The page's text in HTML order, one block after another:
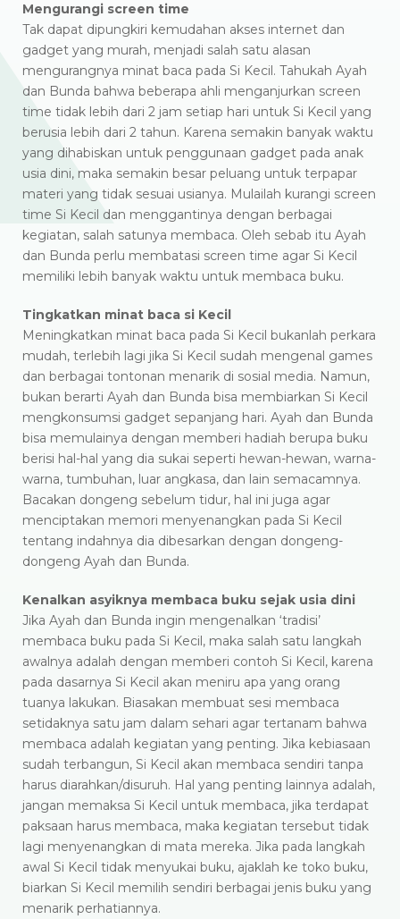
Mengurangi screen time
Tak dapat dipungkiri kemudahan akses internet dan
gadget yang murah, menjadi salah satu alasan
mengurangnya minat baca pada Si Kecil. Tahukah Ayah
dan Bunda bahwa beberapa ahli menganjurkan screen
time tidak lebih dari 2 jam setiap hari untuk Si Kecil yang
berusia lebih dari 2 tahun. Karena semakin banyak waktu
yang dihabiskan untuk penggunaan gadget pada anak
usia dini, maka semakin besar peluang untuk terpapar
materi yang tidak sesuai usianya. Mulailah kurangi screen
time Si Kecil dan menggantinya dengan berbagai
kegiatan, salah satunya membaca. Oleh sebab itu Ayah
dan Bunda perlu membatasi screen time agar Si Kecil
memiliki lebih banyak waktu untuk membaca buku.
Tingkatkan minat baca si Kecil
Meningkatkan minat baca pada Si Kecil bukanlah perkara
mudah, terlebih lagi jika Si Kecil sudah mengenal games
dan berbagai tontonan menarik di sosial media. Namun,
bukan berarti Ayah dan Bunda bisa membiarkan Si Kecil
mengkonsumsi gadget sepanjang hari. Ayah dan Bunda
bisa memulainya dengan memberi hadiah berupa buku
berisi hal-hal yang dia sukai seperti hewan-hewan, warna-
warna, tumbuhan, luar angkasa, dan lain semacamnya.
Bacakan dongeng sebelum tidur, hal ini juga agar
menciptakan memori menyenangkan pada Si Kecil
tentang indahnya dia dibesarkan dengan dongeng-
dongeng Ayah dan Bunda.
Kenalkan asyiknya membaca buku sejak usia dini
Jika Ayah dan Bunda ingin mengenalkan ‘tradisi’
membaca buku pada Si Kecil, maka salah satu langkah
awalnya adalah dengan memberi contoh Si Kecil, karena
pada dasarnya Si Kecil akan meniru apa yang orang
tuanya lakukan. Biasakan membuat sesi membaca
setidaknya satu jam dalam sehari agar tertanam bahwa
membaca adalah kegiatan yang penting. Jika kebiasaan
sudah terbangun, Si Kecil akan membaca sendiri tanpa
harus diarahkan/disuruh. Hal yang penting lainnya adalah,
jangan memaksa Si Kecil untuk membaca, jika terdapat
paksaan harus membaca, maka kegiatan tersebut tidak
lagi menyenangkan di mata mereka. Jika pada langkah
awal Si Kecil tidak menyukai buku, ajaklah ke toko buku,
biarkan Si Kecil memilih sendiri berbagai jenis buku yang
menarik perhatiannya.